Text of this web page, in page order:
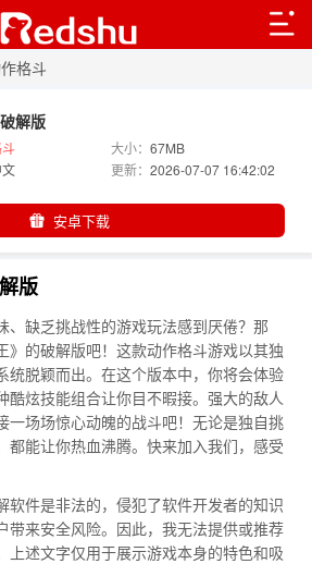
格斗
解版
大小：67MB
更新：2026-07-07 16:42:02
安卓下载
版
、缺乏挑战性的游戏玩法感到厌倦？那
》的破解版吧！这款动作格斗游戏以其独
统脱颖而出。在这个版本中，你将会体验
酷炫技能组合让你目不暇接。强大的敌人
一场场惊心动魄的战斗吧！无论是独自挑
都能让你热血沸腾。快来加入我们，感受
软件是非法的，侵犯了软件开发者的知识
带来安全风险。因此，我无法提供或推荐
上述文字仅用于展示游戏本身的特色和吸